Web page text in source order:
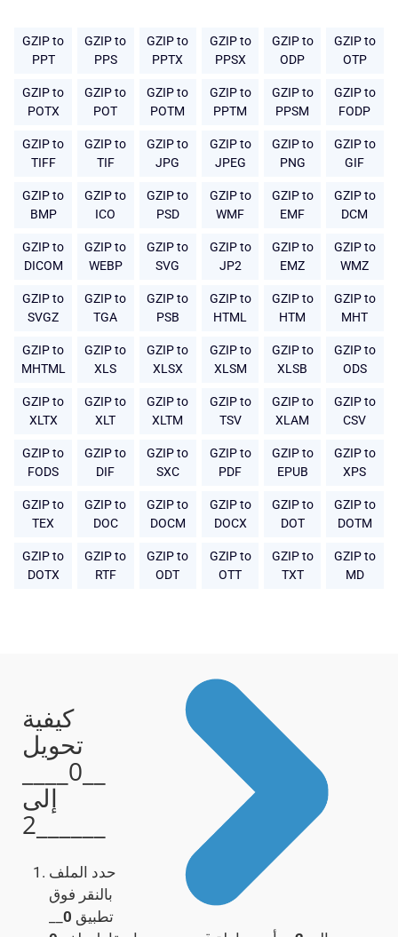
GZIP to
PPT
GZIP to
PPS
GZIP to
PPTX
GZIP to
PPSX
GZIP to
ODP
GZIP to
OTP
GZIP to
POTX
GZIP to
POT
GZIP to
POTM
GZIP to
PPTM
GZIP to
PPSM
GZIP to
FODP
GZIP to
TIFF
GZIP to
TIF
GZIP to
JPG
GZIP to
JPEG
GZIP to
PNG
GZIP to
GIF
GZIP to
BMP
GZIP to
ICO
GZIP to
PSD
GZIP to
WMF
GZIP to
EMF
GZIP to
DCM
GZIP to
DICOM
GZIP to
WEBP
GZIP to
SVG
GZIP to
JP2
GZIP to
EMZ
GZIP to
WMZ
GZIP to
SVGZ
GZIP to
TGA
GZIP to
PSB
GZIP to
HTML
GZIP to
HTM
GZIP to
MHT
GZIP to
MHTML
GZIP to
XLS
GZIP to
XLSX
GZIP to
XLSM
GZIP to
XLSB
GZIP to
ODS
GZIP to
XLTX
GZIP to
XLT
GZIP to
XLTM
GZIP to
TSV
GZIP to
XLAM
GZIP to
CSV
GZIP to
FODS
GZIP to
DIF
GZIP to
SXC
GZIP to
PDF
GZIP to
EPUB
GZIP to
XPS
GZIP to
TEX
GZIP to
DOC
GZIP to
DOCM
GZIP to
DOCX
GZIP to
DOT
GZIP to
DOTM
GZIP to
DOTX
GZIP to
RTF
GZIP to
ODT
GZIP to
OTT
GZIP to
TXT
GZIP to
MD
كيفية
تحويل
__0____
إلى
حدد الملف
بالنقر فوق
تطبيق 0